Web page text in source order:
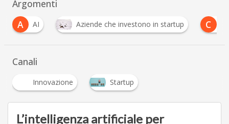
Argomenti
Aziende che investono in startup C Computer
Canali
Innovazione Startup
L’intelligenza artificiale per